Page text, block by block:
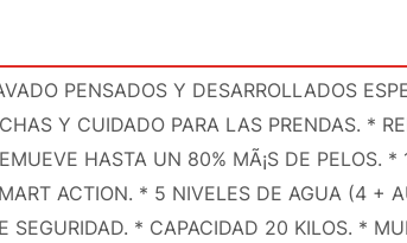
PENSADOS Y DESARROLLADOS
Y CUIDADO PARA LAS PRENDAS. *
HASTA UN 80% MÃ¡S DE
ACTION. * 5 NIVELES DE AGUA (4 +
SEGURIDAD. * CAPACIDAD 20 KILOS. *